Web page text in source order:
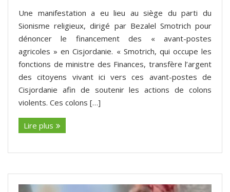
Une manifestation a eu lieu au siège du parti du
Sionisme religieux, dirigé par Bezalel Smotrich pour
dénoncer le financement des « avant-postes
agricoles » en Cisjordanie. « Smotrich, qui occupe les
fonctions de ministre des Finances, transfère l’argent
des citoyens vivant ici vers ces avant-postes de
Cisjordanie afin de soutenir les actions de colons
violents. Ces colons […]
Lire plus